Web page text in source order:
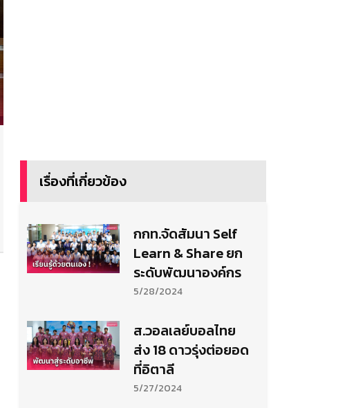
เรื่องที่เกี่ยวข้อง
กกท.จัดสัมนา Self
Learn & Share ยก
ระดับพัฒนาองค์กร
5/28/2024
ส.วอลเลย์บอลไทย
ส่ง 18 ดาวรุ่งต่อยอด
ที่อิตาลี
5/27/2024